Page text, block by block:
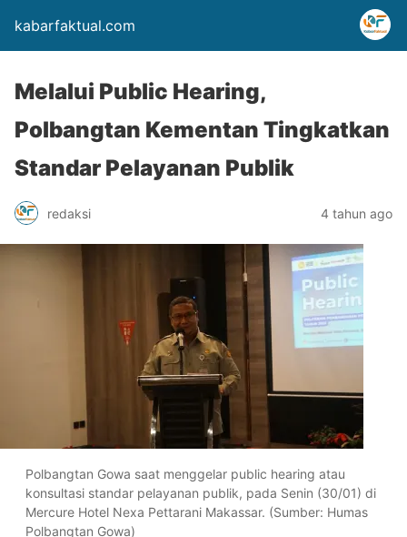
kabarfaktual.com
Melalui Public Hearing,
Polbangtan Kementan Tingkatkan
Standar Pelayanan Publik
redaksi 4 tahun ago
Polbangtan Gowa saat menggelar public hearing atau
konsultasi standar pelayanan publik, pada Senin (30/01) di
Mercure Hotel Nexa Pettarani Makassar. (Sumber: Humas
Polbangtan Gowa)